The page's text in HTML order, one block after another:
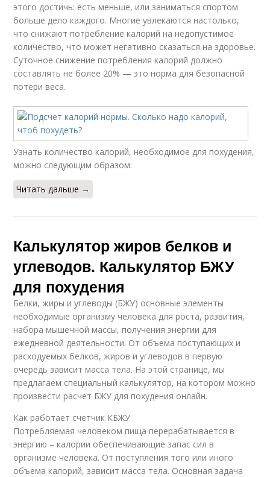
этого достичь: есть меньше, или заниматься спортом
больше дело каждого. Многие увлекаются настолько,
что снижают потребление калорий на недопустимое
количество, что может негативно сказаться на здоровье.
Суточное снижение потребления калорий должно
составлять не более 20% — это норма для безопасной
потери веса.
Узнать количество калорий, необходимое для похудения,
можно следующим образом:
Читать дальше →
Калькулятор жиров белков и
углеводов. Калькулятор БЖУ
для похудения
Белки, жиры и углеводы (БЖУ) основные элементы
необходимые организму человека для роста, развития,
набора мышечной массы, получения энергии для
ежедневной деятельности. От объема поступающих и
расходуемых белков, жиров и углеводов в первую
очередь зависит масса тела. На этой странице, мы
предлагаем специальный калькулятор, на котором можно
произвести расчет БЖУ для похудения онлайн.
Как работает счетчик КБЖУ
Потребляемая человеком пища перерабатывается в
энергию – калории обеспечивающие запас сил в
организме человека. От поступления того или иного
объема калорий, зависит масса тела. Основная задача